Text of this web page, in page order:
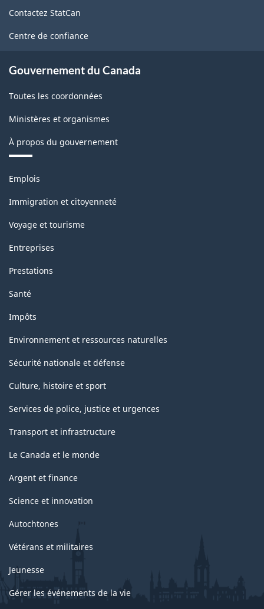
Nord
(SCPAN)
2012
-
Structure
la
classification
ce
site
Contactez StatCan
Centre de confiance
Gouvernement du Canada
Toutes les coordonnées
Ministères et organismes
À propos du gouvernement
Thèmes
sujets
Emplois
Immigration et citoyenneté
Voyage et tourisme
Entreprises
Prestations
Santé
Impôts
Environnement et ressources naturelles
Sécurité nationale et défense
Culture, histoire et sport
Services de police, justice et urgences
Transport et infrastructure
Le Canada et le monde
Argent et finance
Science et innovation
Autochtones
Vétérans et militaires
Jeunesse
Gérer les événements de la vie